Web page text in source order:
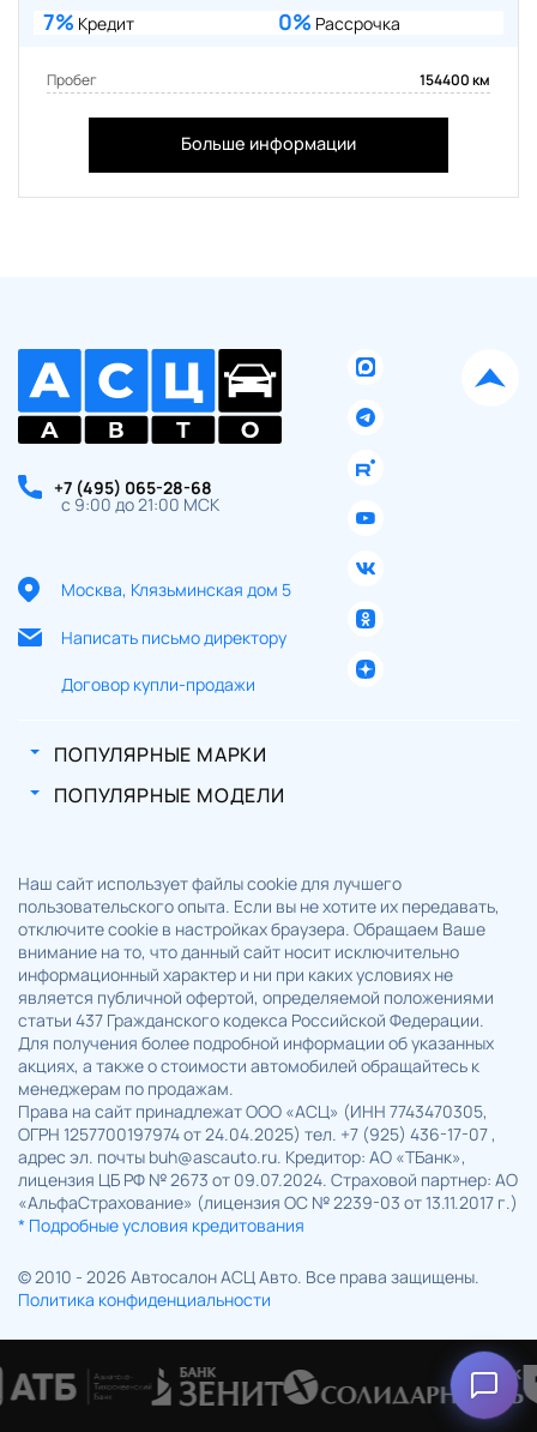
7% Кредит 0% Рассрочка
Пробег 154400 км
Больше информации
+7 (495) 065-28-68
с 9:00 до 21:00 МСК
Москва, Клязьминская дом 5
Написать письмо директору
Договор купли-продажи
ПОПУЛЯРНЫЕ МАРКИ
ПОПУЛЯРНЫЕ МОДЕЛИ
Наш сайт использует файлы cookie для лучшего
пользовательского опыта. Если вы не хотите их передавать,
отключите cookie в настройках браузера. Обращаем Ваше
внимание на то, что данный сайт носит исключительно
информационный характер и ни при каких условиях не
является публичной офертой, определяемой положениями
статьи 437 Гражданского кодекса Российской Федерации.
Для получения более подробной информации об указанных
акциях, а также о стоимости автомобилей обращайтесь к
менеджерам по продажам.
Права на сайт принадлежат ООО «АСЦ» (ИНН 7743470305,
ОГРН 1257700197974 от 24.04.2025) тел. +7 (925) 436-17-07 ,
адрес эл. почты buh@ascauto.ru. Кредитор: АО «ТБанк»,
лицензия ЦБ РФ № 2673 от 09.07.2024. Страховой партнер: АО
«АльфаСтрахование» (лицензия ОС № 2239-03 от 13.11.2017 г.)
* Подробные условия кредитования
© 2010 - 2026 Автосалон АСЦ Авто. Все права защищены.
Политика конфиденциальности